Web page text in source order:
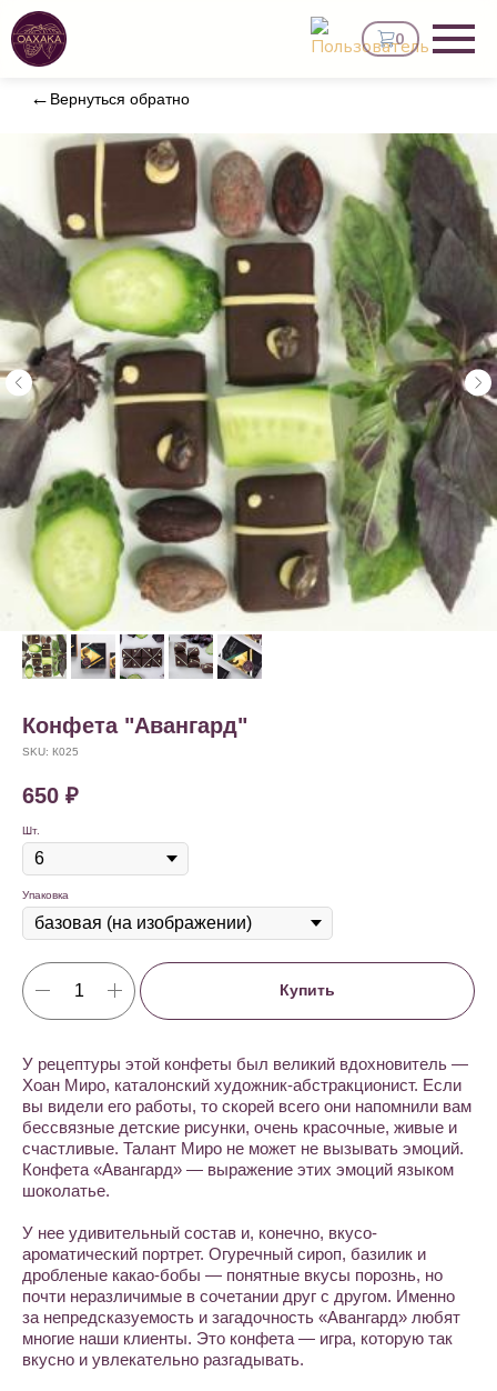
0
Вернуться обратно
Конфета "Авангард"
SKU: К025
650 ₽
Шт.
Упаковка
Купить
У рецептуры этой конфеты был великий вдохновитель —
Хоан Миро, каталонский художник-абстракционист. Если
вы видели его работы, то скорей всего они напомнили вам
бессвязные детские рисунки, очень красочные, живые и
счастливые. Талант Миро не может не вызывать эмоций.
Конфета «Авангард» — выражение этих эмоций языком
шоколатье.
У нее удивительный состав и, конечно, вкусо-
ароматический портрет. Огуречный сироп, базилик и
дробленые какао-бобы — понятные вкусы порознь, но
почти неразличимые в сочетании друг с другом. Именно
за непредсказуемость и загадочность «Авангард» любят
многие наши клиенты. Это конфета — игра, которую так
вкусно и увлекательно разгадывать.